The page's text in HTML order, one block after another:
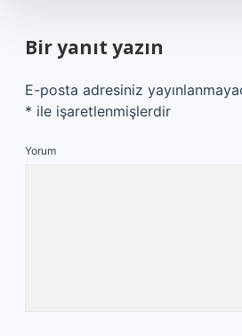
Bir yanıt yazın
E-posta adresiniz
* ile işaretlenmişlerdir
Yorum